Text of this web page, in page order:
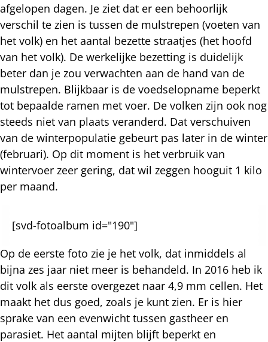
afgelopen dagen. Je ziet dat er een behoorlijk
verschil te zien is tussen de mulstrepen (voeten van
het volk) en het aantal bezette straatjes (het hoofd
van het volk). De werkelijke bezetting is duidelijk
beter dan je zou verwachten aan de hand van de
mulstrepen. Blijkbaar is de voedselopname beperkt
tot bepaalde ramen met voer. De volken zijn ook nog
steeds niet van plaats veranderd. Dat verschuiven
van de winterpopulatie gebeurt pas later in de winter
(februari). Op dit moment is het verbruik van
wintervoer zeer gering, dat wil zeggen hooguit 1 kilo
per maand.
[svd-fotoalbum id="190"]
Op de eerste foto zie je het volk, dat inmiddels al
bijna zes jaar niet meer is behandeld. In 2016 heb ik
dit volk als eerste overgezet naar 4,9 mm cellen. Het
maakt het dus goed, zoals je kunt zien. Er is hier
sprake van een evenwicht tussen gastheer en
parasiet. Het aantal mijten blijft beperkt en